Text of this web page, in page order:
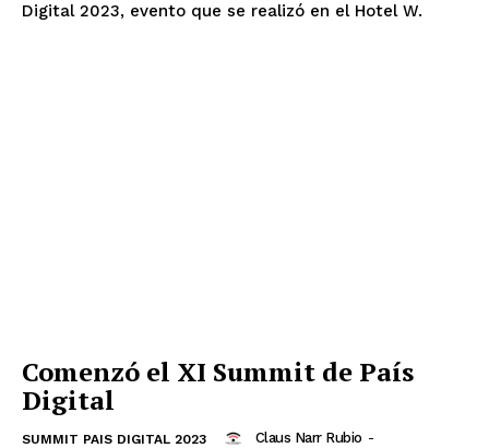
Digital 2023, evento que se realizó en el Hotel W.
Comenzó el XI Summit de País
Digital
SUMMIT PAIS DIGITAL 2023 Claus Narr Rubio -